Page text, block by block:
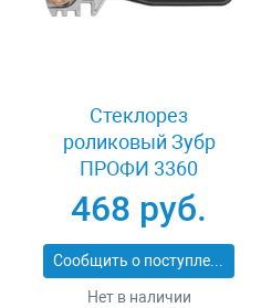
Стеклорез
роликовый Зубр
ПРОФИ 3360
468 руб.
Сообщить о поступлении
Нет в наличии